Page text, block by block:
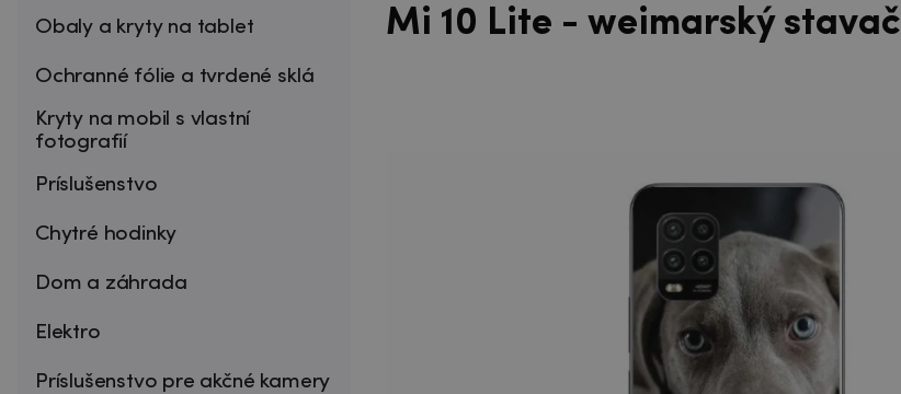
Obaly a kryty na tablet
Ochranné fólie a tvrdené sklá
Kryty na mobil s vlastní
fotografií
Príslušenstvo
Chytré hodinky
Dom a záhrada
Elektro
Príslušenstvo pre akčné kamery
Mi 10 Lite - weimarský stavač